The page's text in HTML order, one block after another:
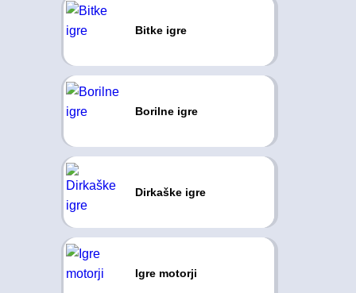
Bitke igre
Borilne igre
Dirkaške igre
Igre motorji